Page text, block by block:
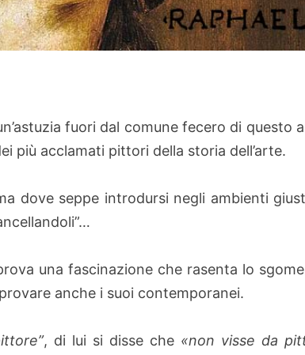
fuori dal comune fecero di questo
più acclamati pittori della storia dell’arte.
dove seppe introdursi negli ambienti
una fascinazione che rasenta lo
anche i suoi contemporanei.
, di lui si disse che «non visse da